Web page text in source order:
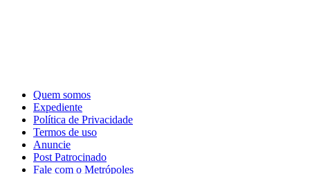
Quem somos
Expediente
Política de Privacidade
Termos de uso
Anuncie
Post Patrocinado
Fale com o Metrópoles